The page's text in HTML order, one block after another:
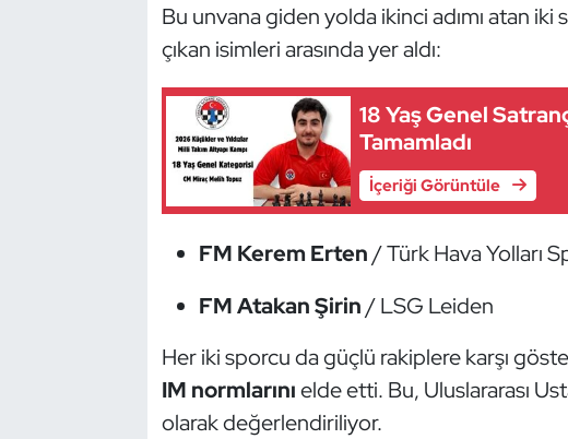
Bu unvana giden yolda ikinci adımı atan
çıkan isimleri arasında yer aldı:
18 Yaş Genel
Tamamladı
İçeriği Görüntüle
FM Kerem Erten/ Türk Hava Yolları
FM Atakan Şirin/ LSG Leiden
Her iki sporcu da güçlü rakiplere karşı
IM normlarınıelde etti. Bu, Uluslararası
olarak değerlendiriliyor.
Modern Pentatlon
Özel Sporcular